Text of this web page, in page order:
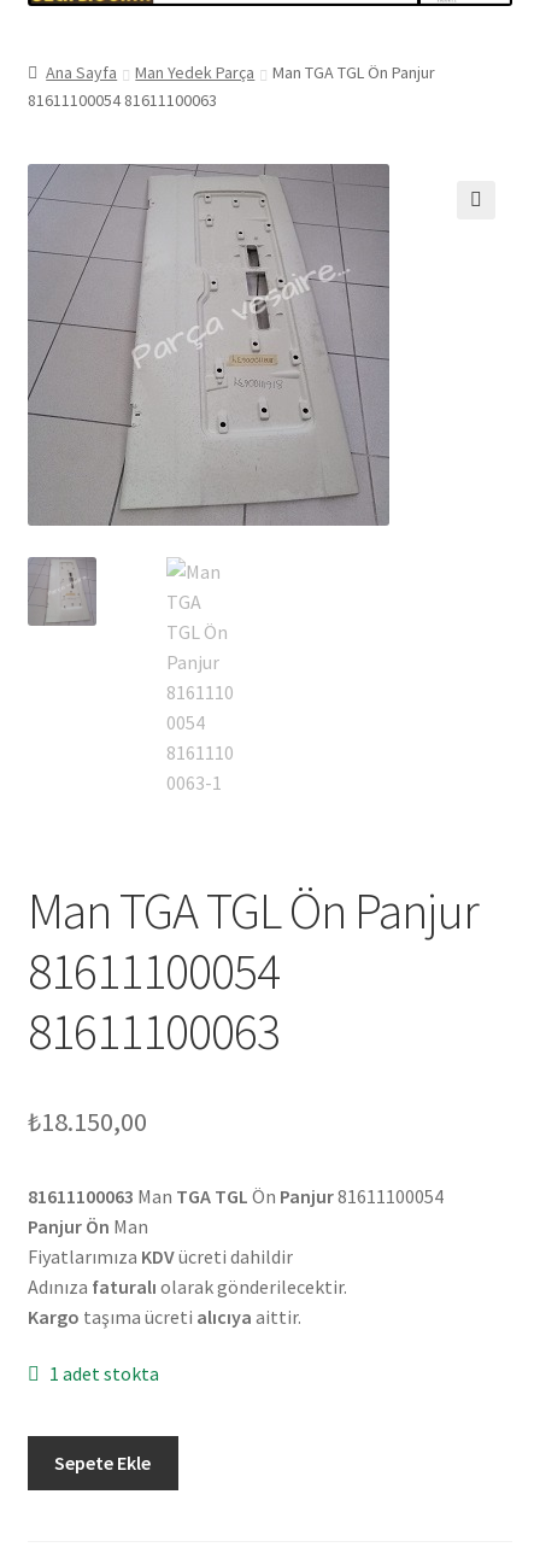
Ana Sayfa Man Yedek Parça
Man TGA TGL Ön Panjur
81611100054 81611100063
Man TGA TGL Ön Panjur
81611100054
81611100063
₺18.150,00
81611100063 Man TGA TGL Ön Panjur81611100054
Panjur Ön Man
Fiyatlarımıza KDVücreti dahildir
Adınıza faturalı olarak gönderilecektir.
Kargo taşıma ücreti alıcıya aittir.
1 adet stokta
Sepete Ekle